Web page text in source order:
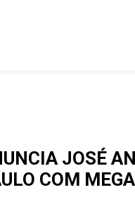
JOSÉ
COM